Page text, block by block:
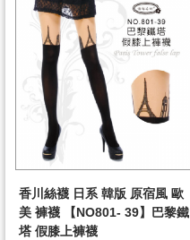
香川絲襪 日系 韓版 原宿風 歐
美 褲襪 【NO801- 39】巴黎鐵
塔 假膝上褲襪